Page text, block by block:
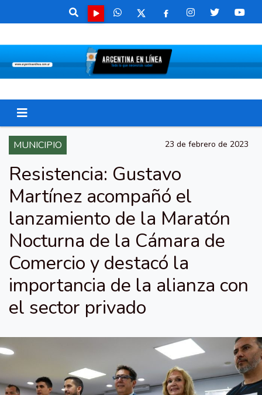
MUNICIPIO 23 de febrero de 2023
Resistencia: Gustavo
Martínez acompañó el
lanzamiento de la Maratón
Nocturna de la Cámara de
Comercio y destacó la
importancia de la alianza con
el sector privado